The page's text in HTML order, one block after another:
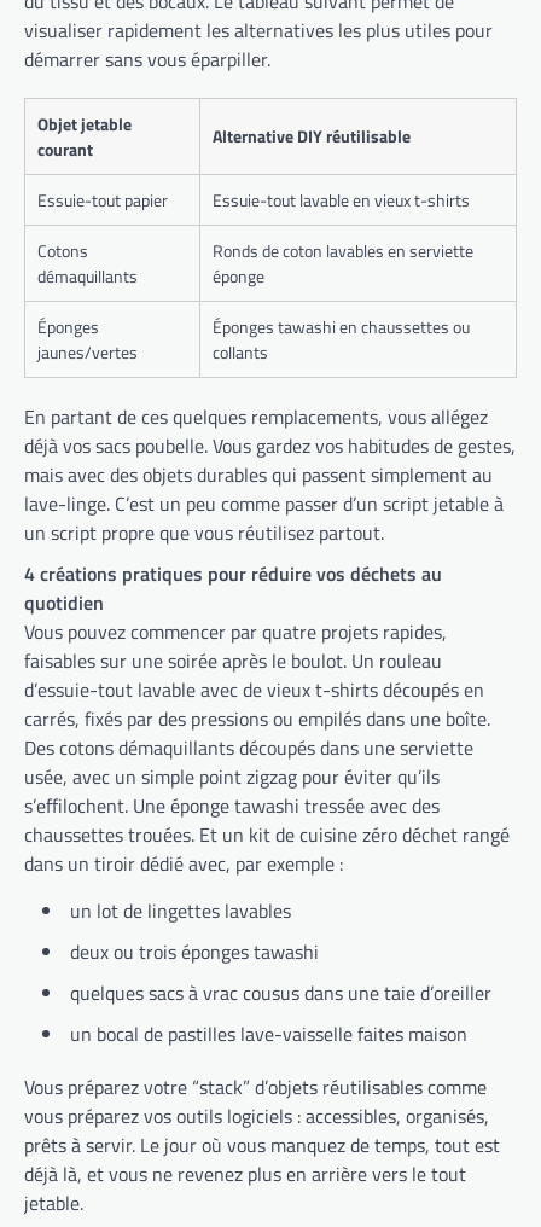
visualiser rapidement les alternatives les plus utiles pour
démarrer sans vous éparpiller.
Objet jetable
courant
Alternative DIY réutilisable
Essuie-tout papier
Essuie-tout lavable en vieux t-shirts
Cotons
démaquillants
Ronds de coton lavables en serviette
éponge
Éponges
jaunes/vertes
Éponges tawashi en chaussettes ou
collants
En partant de ces quelques remplacements, vous allégez
déjà vos sacs poubelle. Vous gardez vos habitudes de gestes,
mais avec des objets durables qui passent simplement au
lave-linge. C’est un peu comme passer d’un script jetable à
un script propre que vous réutilisez partout.
4 créations pratiques pour réduire vos déchets au
quotidien
Vous pouvez commencer par quatre projets rapides,
faisables sur une soirée après le boulot. Un rouleau
d’essuie-tout lavable avec de vieux t-shirts découpés en
carrés, fixés par des pressions ou empilés dans une boîte.
Des cotons démaquillants découpés dans une serviette
usée, avec un simple point zigzag pour éviter qu’ils
s’effilochent. Une éponge tawashi tressée avec des
chaussettes trouées. Et un kit de cuisine zéro déchet rangé
dans un tiroir dédié avec, par exemple :
un lot de lingettes lavables
deux ou trois éponges tawashi
quelques sacs à vrac cousus dans une taie d’oreiller
un bocal de pastilles lave-vaisselle faites maison
Vous préparez votre “stack” d’objets réutilisables comme
vous préparez vos outils logiciels : accessibles, organisés,
prêts à servir. Le jour où vous manquez de temps, tout est
déjà là, et vous ne revenez plus en arrière vers le tout
jetable.